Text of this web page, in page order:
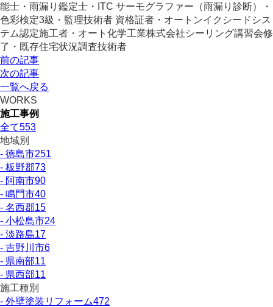
能士・雨漏り鑑定士・ITC サーモグラファー（雨漏り診断）・
色彩検定3級・監理技術者 資格証者・オートンイクシードシス
テム認定施工者・オート化学工業株式会社シーリング講習会修
了・既存住宅状況調査技術者
前の記事
次の記事
一覧へ戻る
WORKS
施工事例
全て553
地域別
- 徳島市251
- 板野郡73
- 阿南市90
- 鳴門市40
- 名西郡15
- 小松島市24
- 淡路島17
- 吉野川市6
- 県南部11
- 県西部11
施工種別
- 外壁塗装リフォーム472